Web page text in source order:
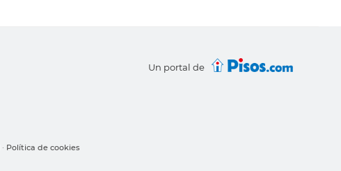
Un portal de
· Política de cookies